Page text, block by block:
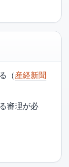
（産経新聞
審理が必